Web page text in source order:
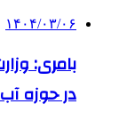
۱۴۰۴/۰۳/۰۶
بامری:‌
در حوزه